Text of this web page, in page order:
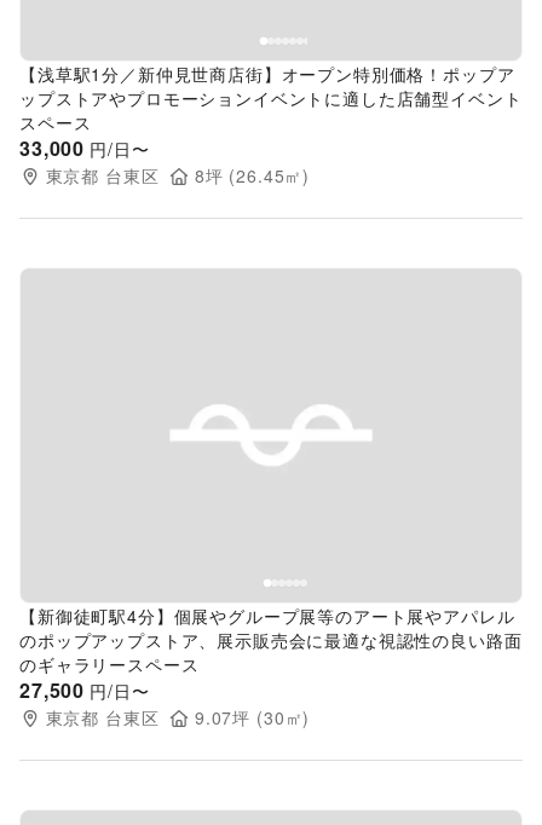
【浅草駅1分／新仲見世商店街】オープン特別価格！ポップア
ップストアやプロモーションイベントに適した店舗型イベント
スペース
33,000 円/日〜
東京都 台東区 8坪 (26.45㎡)
Previous slide
【新御徒町駅4分】個展やグループ展等のアート展やアパレル
のポップアップストア、展示販売会に最適な視認性の良い路面
のギャラリースペース
27,500 円/日〜
東京都 台東区 9.07坪 (30 ㎡)